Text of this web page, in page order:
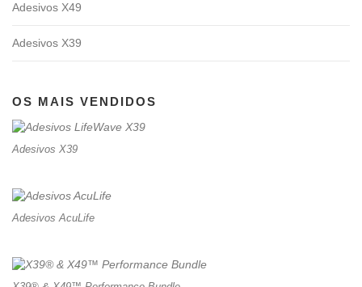
Adesivos X49
Adesivos X39
OS MAIS VENDIDOS
Adesivos X39
Adesivos AcuLife